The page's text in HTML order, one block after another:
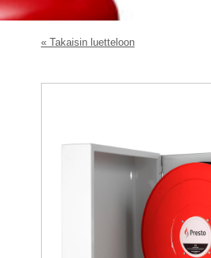
« Takaisin luetteloon